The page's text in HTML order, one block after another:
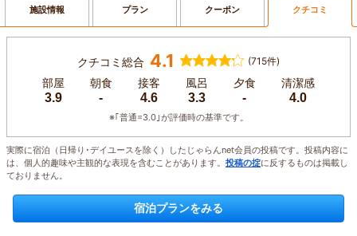
施設情報 プラン クーポン クチコミ
クチコミ総合 4.1 (715件)
部屋
3.9
朝食
-
接客
4.6
風呂
3.3
夕食
-
清潔感
4.0
※｢普通=3.0｣が評価時の基準です。
実際に宿泊（日帰り･デイユースを除く）したじゃらんnet会員の投稿です。投稿内容に
は、個人的趣味や主観的な表現を含むことがあります。 投稿の掟に反するものは掲載し
ておりません。
宿泊プランをみる